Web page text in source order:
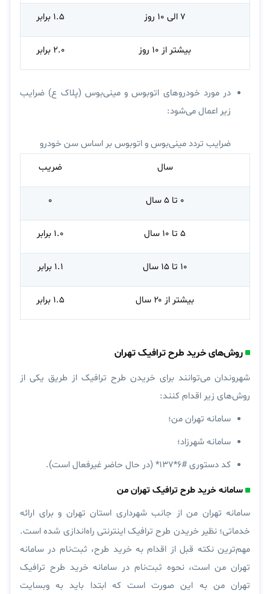
۷ الی ۱۰ روز ۱.۵ برابر
بیشتر از ۱۰ روز ۲.۰ برابر
در مورد خودروهای اتوبوس و مینی‌بوس (پلاک ع) ضرایب
زیر اعمال می‌شود:
ضرایب تردد مینی‌بوس و اتوبوس بر اساس سن خودرو
سال
ضریب
۰ تا ۵ سال ۰
۵ تا ۱۰ سال ۱.۰ برابر
۱۰ تا ۱۵ سال ۱.۱ برابر
بیشتر از ۲۰ سال ۱.۵ برابر
روش‌های خرید طرح ترافیک تهران
شهروندان می‌توانند برای خریدن طرح ترافیک از طریق یکی از
روش‌های زیر اقدام کنند:
سامانه تهران من؛
سامانه شهرزاد؛
کد دستوری #۶*۱۳۷* (در حال حاضر غیرفعال است).
سامانه خرید طرح ترافیک تهران من
سامانه تهران من از جانب شهرداری استان تهران و برای ارائه
خدماتی؛ نظیر خریدن طرح ترافیک اینترنتی راه‌اندازی شده است.
مهم‌ترین نکته قبل از اقدام به خرید طرح، ثبت‌‌نام در سامانه
تهران من است، نحوه ثبت‌‌نام در سامانه خرید طرح ترافیک
تهران من به این صورت است که ابتدا باید به وبسایت